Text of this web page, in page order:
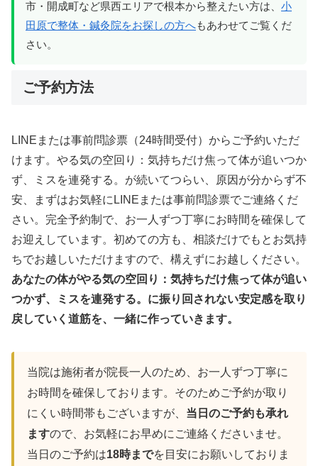
市・開成町など県西エリアで根本から整えたい方は、 小
田原で整体・鍼灸院をお探しの方へもあわせてご覧くだ
さい。
ご予約方法
LINEまたは事前問診票（24時間受付）からご予約いただ
けます。やる気の空回り：気持ちだけ焦って体が追いつか
ず、ミスを連発する。が続いてつらい、原因が分からず不
安、まずはお気軽にLINEまたは事前問診票でご連絡くだ
さい。完全予約制で、お一人ずつ丁寧にお時間を確保して
お迎えしています。初めての方も、相談だけでもとお気持
ちでお越しいただけますので、構えずにお越しください。
あなたの体がやる気の空回り：気持ちだけ焦って体が追い
つかず、ミスを連発する。に振り回されない安定感を取り
戻していく道筋を、一緒に作っていきます。
当院は施術者が院長一人のため、お一人ずつ丁寧に
お時間を確保しております。そのためご予約が取り
にくい時間帯もございますが、 当日のご予約も承れ
ますので、お気軽にお早めにご連絡くださいませ。
当日のご予約は18時までを目安にお願いしておりま